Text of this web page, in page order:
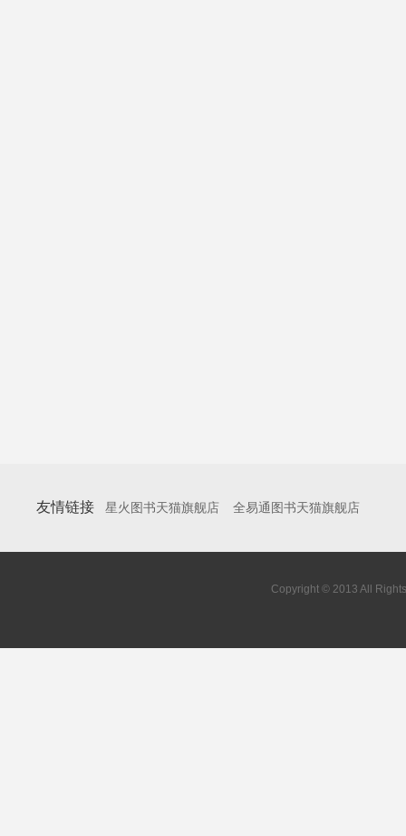
友情链接 星火图书天猫旗舰店 全易通图书天猫旗舰店
Copyright © 2013 All